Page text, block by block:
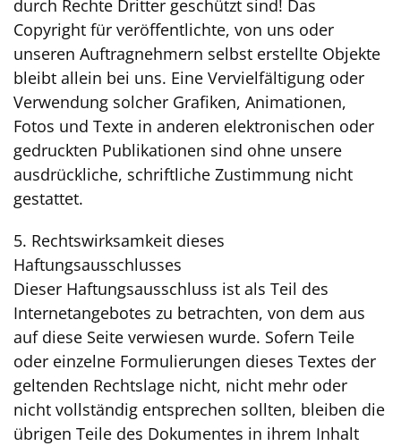
durch Rechte Dritter geschützt sind! Das
Copyright für veröffentlichte, von uns oder
unseren Auftragnehmern selbst erstellte Objekte
bleibt allein bei uns. Eine Vervielfältigung oder
Verwendung solcher Grafiken, Animationen,
Fotos und Texte in anderen elektronischen oder
gedruckten Publikationen sind ohne unsere
ausdrückliche, schriftliche Zustimmung nicht
gestattet.
5. Rechtswirksamkeit dieses
Haftungsausschlusses
Dieser Haftungsausschluss ist als Teil des
Internetangebotes zu betrachten, von dem aus
auf diese Seite verwiesen wurde. Sofern Teile
oder einzelne Formulierungen dieses Textes der
geltenden Rechtslage nicht, nicht mehr oder
nicht vollständig entsprechen sollten, bleiben die
übrigen Teile des Dokumentes in ihrem Inhalt